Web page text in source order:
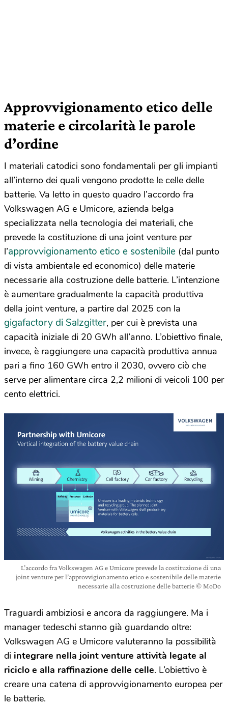
Approvvigionamento etico delle
materie e circolarità le parole
d’ordine
I materiali catodici sono fondamentali per gli impianti
all’interno dei quali vengono prodotte le celle delle
batterie. Va letto in questo quadro l’accordo fra
Volkswagen AG e Umicore, azienda belga
specializzata nella tecnologia dei materiali, che
prevede la costituzione di una joint venture per
l’approvvigionamento etico e sostenibile (dal punto
di vista ambientale ed economico) delle materie
necessarie alla costruzione delle batterie. L’intenzione
è aumentare gradualmente la capacità produttiva
della joint venture, a partire dal 2025 con la
gigafactory di Salzgitter, per cui è prevista una
capacità iniziale di 20 GWh all’anno. L’obiettivo finale,
invece, è raggiungere una capacità produttiva annua
pari a fino 160 GWh entro il 2030, ovvero ciò che
serve per alimentare circa 2,2 milioni di veicoli 100 per
cento elettrici.
L’accordo fra Volkswagen AG e Umicore prevede la costituzione di una
joint venture per l’approvvigionamento etico e sostenibile delle materie
necessarie alla costruzione delle batterie © MoDo
Traguardi ambiziosi e ancora da raggiungere. Ma i
manager tedeschi stanno già guardando oltre:
Volkswagen AG e Umicore valuteranno la possibilità
di integrare nella joint venture attività legate al
riciclo e alla raffinazione delle celle. L’obiettivo è
creare una catena di approvvigionamento europea per
le batterie.